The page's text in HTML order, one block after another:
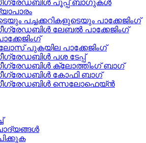
പൂപ്പ് ബാഗുകൾ
പച്ചക്കറികളുടെയും പാക്കേജിംഗ്
ലേബൽ പാക്കേജിംഗ്
പുകയില പാക്കേജിംഗ്
പശ ടേപ്പ്
ക്ലോത്തിംഗ് ബാഗ്
കോഫി ബാഗ്
സെലോഫെയ്ൻ